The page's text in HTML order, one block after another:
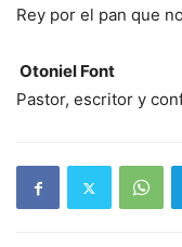
Rey por el pan que
Otoniel Font
Pastor, escritor y